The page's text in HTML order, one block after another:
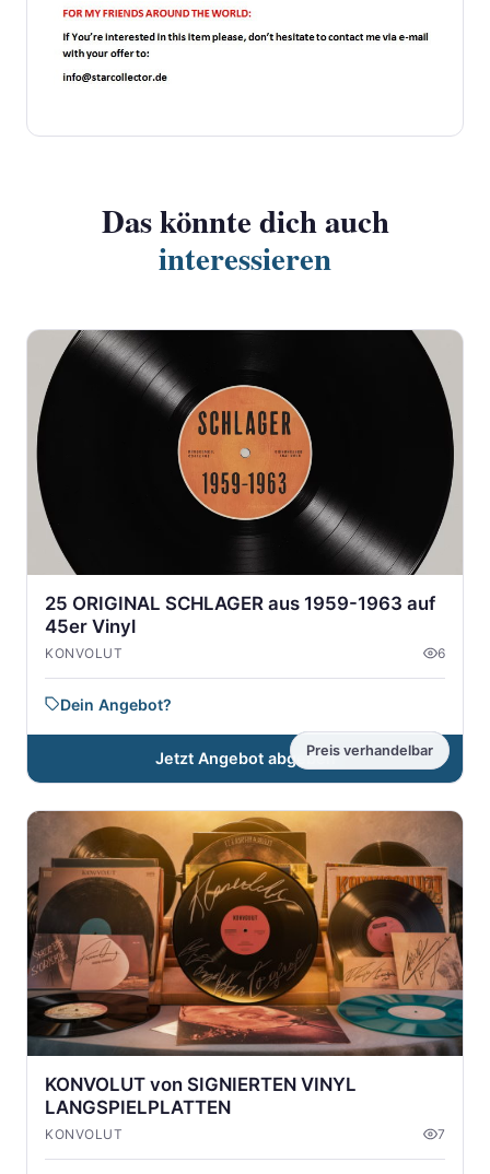
Das könnte dich auch
interessieren
Preis verhandelbar
25 ORIGINAL SCHLAGER aus 1959-1963 auf
45er Vinyl
KONVOLUT 6
Dein Angebot?
Jetzt Angebot abgeben
KONVOLUT von SIGNIERTEN VINYL
LANGSPIELPLATTEN
KONVOLUT 7